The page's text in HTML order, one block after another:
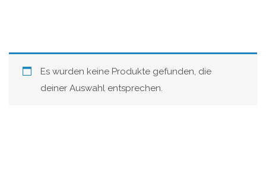
Es wurden keine Produkte gefunden, die
deiner Auswahl entsprechen.